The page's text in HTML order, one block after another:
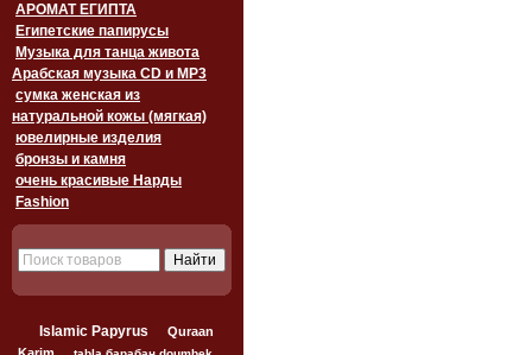
АРОМАТ ЕГИПТА
Египетские папирусы
Музыка для танца живота
Арабская музыка CD и MP3
сумка женская из
натуральной кожы (мягкая)
ювелирные изделия
бронзы и камня
очень красивые Нарды
Fashion
Islamic Papyrus
Quraan